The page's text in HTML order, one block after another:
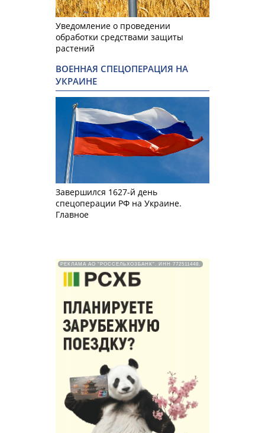
Уведомление о проведении
обработки средствами защиты
растений
ВОЕННАЯ СПЕЦОПЕРАЦИЯ НА
УКРАИНЕ
Завершился 1627-й день
спецоперации РФ на Украине.
Главное
РЕКЛАМА АО "РОССЕЛЬХОЗБАНК". ИНН 772511448.